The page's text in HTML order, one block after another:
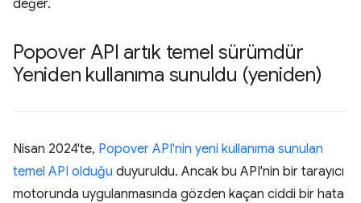
değer.
Popover API artık temel sürümdür
Yeniden kullanıma sunuldu (yeniden)
Nisan 2024'te, Popover API'nin yeni kullanıma sunulan
temel API olduğu duyuruldu. Ancak bu API'nin bir tarayıcı
motorunda uygulanmasında gözden kaçan ciddi bir hata